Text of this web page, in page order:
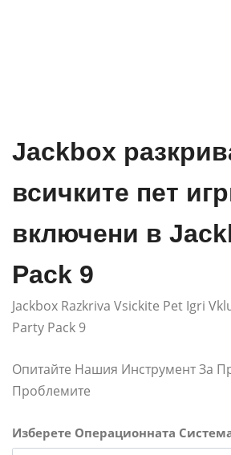
Jackbox
всичките пет
включени в
Pack 9
Jackbox Razkriva Vsickite Pet Igri
Party Pack 9
Опитайте Нашия Инструмент За
Проблемите
Изберете Операционната